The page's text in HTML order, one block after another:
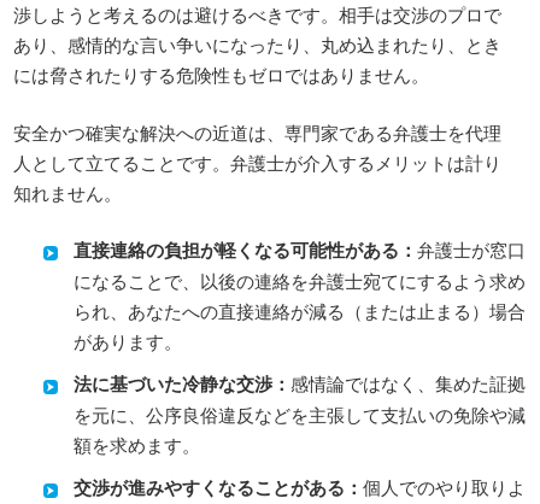
渉しようと考えるのは避けるべきです。相手は交渉のプロで
あり、感情的な言い争いになったり、丸め込まれたり、とき
には脅されたりする危険性もゼロではありません。
安全かつ確実な解決への近道は、専門家である弁護士を代理
人として立てることです。弁護士が介入するメリットは計り
知れません。
直接連絡の負担が軽くなる可能性がある：弁護士が窓口
になることで、以後の連絡を弁護士宛てにするよう求め
られ、あなたへの直接連絡が減る（または止まる）場合
があります。
法に基づいた冷静な交渉：感情論ではなく、集めた証拠
を元に、公序良俗違反などを主張して支払いの免除や減
額を求めます。
交渉が進みやすくなることがある：個人でのやり取りよ